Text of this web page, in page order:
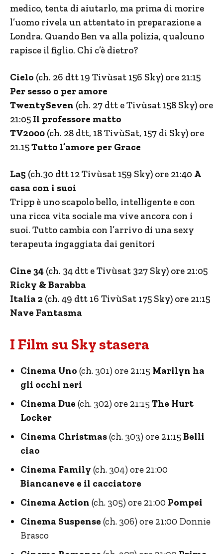
medico, tenta di aiutarlo, ma prima di morire
l’uomo rivela un attentato in preparazione a
Londra. Quando Ben va alla polizia, qualcuno
rapisce il figlio. Chi c’è dietro?
Cielo (ch. 26 dtt 19 Tivùsat 156 Sky) ore 21:15
Per sesso o per amore
TwentySeven (ch. 27 dtt e Tivùsat 158 Sky) ore
21:05 Il professore matto
TV2000 (ch. 28 dtt, 18 TivùSat, 157 di Sky) ore
21.15Tutto l’amore per Grace
La5 (ch.30 dtt 12 Tivùsat 159 Sky) ore 21:40 A
casa con i suoi
Tripp è uno scapolo bello, intelligente e con
una ricca vita sociale ma vive ancora con i
suoi. Tutto cambia con l’arrivo di una sexy
terapeuta ingaggiata dai genitori
Cine 34 (ch. 34 dtt e Tivùsat 327 Sky) ore 21:05
Ricky & Barabba
Italia 2 (ch. 49 dtt 16 TivùSat 175 Sky) ore 21:15
Nave Fantasma
I Film su Sky stasera
Cinema Uno (ch. 301) ore 21:15 Marilyn ha
gli occhi neri
Cinema Due (ch. 302) ore 21:15 The Hurt
Locker
Cinema Christmas(ch. 303) ore 21:15 Belli
ciao
Cinema Family (ch. 304) ore 21:00
Biancaneve e il cacciatore
Cinema Action (ch. 305) ore 21:00 Pompei
Cinema Suspense (ch. 306) ore 21:00 Donnie
Brasco